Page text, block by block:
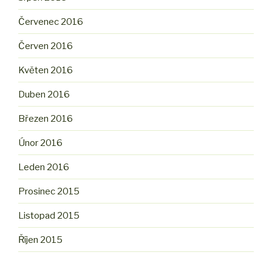
Červenec 2016
Červen 2016
Květen 2016
Duben 2016
Březen 2016
Únor 2016
Leden 2016
Prosinec 2015
Listopad 2015
Říjen 2015